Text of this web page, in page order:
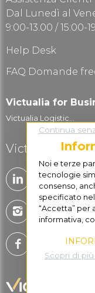
Dal Lunedì al
9:00-13.00 / 15:00-
Help Desk
FAQ Domande
Victualia for
Victualia Logistic...
Victualia è
Continua
Noi e terze
tecnologie
consenso,
specificato
“Accetta” per
informativa,
Scopri di